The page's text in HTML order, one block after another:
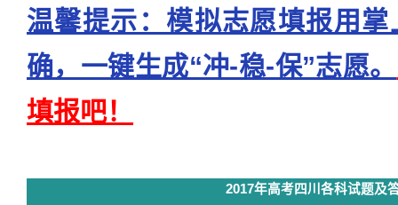
温馨提示：模拟志愿填报用
确，一键生成“冲-稳-保”志愿。
填报吧！
2017年高考四川各科试题及